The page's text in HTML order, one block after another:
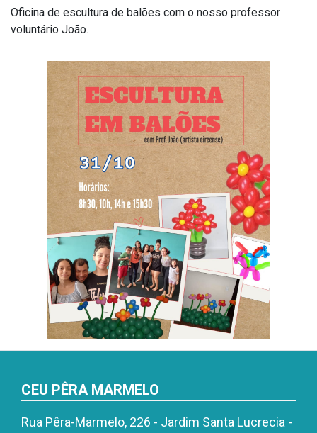
Oficina de escultura de balões com o nosso professor
voluntário João.
CEU PÊRA MARMELO
Rua Pêra-Marmelo, 226 - Jardim Santa Lucrecia -